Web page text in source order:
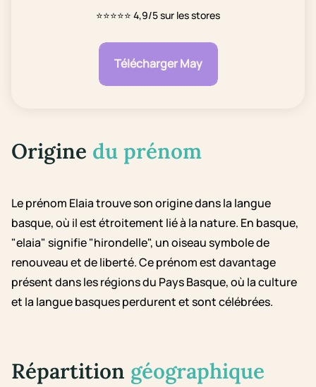
⭐⭐⭐⭐⭐ 4,9/5 sur les stores
Télécharger May
Origine du prénom
Le prénom Elaia trouve son origine dans la langue
basque, où il est étroitement lié à la nature. En basque,
"elaia" signifie "hirondelle", un oiseau symbole de
renouveau et de liberté. Ce prénom est davantage
présent dans les régions du Pays Basque, où la culture
et la langue basques perdurent et sont célébrées.
Répartition géographique